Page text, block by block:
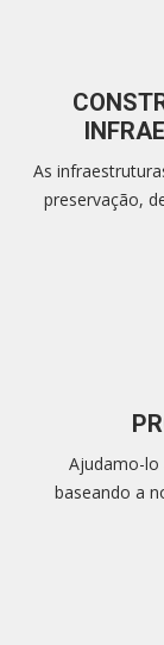
As
preservação,
Ajudamo-lo
baseando a